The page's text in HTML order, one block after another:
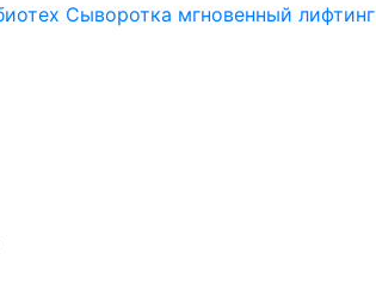
Сыворотка мгновенный лифтинг